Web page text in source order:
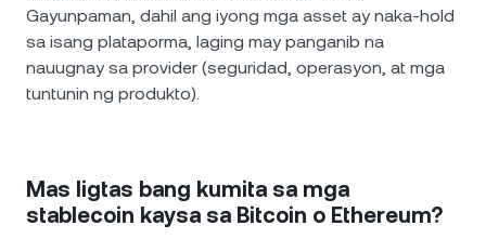
Gayunpaman, dahil ang iyong mga asset ay naka-hold
sa isang plataporma, laging may panganib na
nauugnay sa provider (seguridad, operasyon, at mga
tuntunin ng produkto).
Mas ligtas bang kumita sa mga
stablecoin kaysa sa Bitcoin o Ethereum?